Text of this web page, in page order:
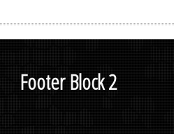
Footer Block 2